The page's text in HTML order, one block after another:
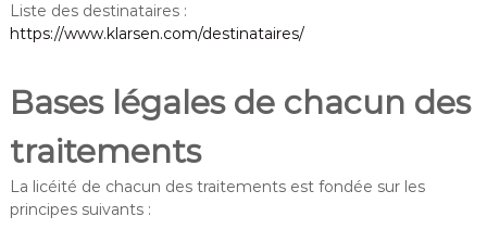
Liste des destinataires :
https://www.klarsen.com/destinataires/
Bases légales de chacun des
traitements
La licéité de chacun des traitements est fondée sur les
principes suivants :